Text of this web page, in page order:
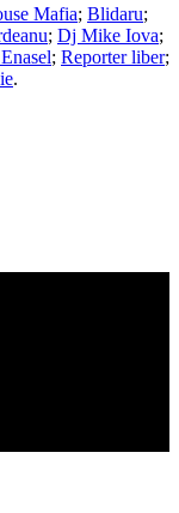
Mafia; Blidaru;
; Dj Mike Iova;
; Reporter liber;
.